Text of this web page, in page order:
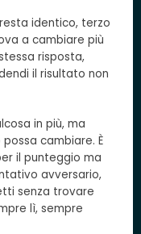
identico, terzo
a cambiare più
risposta,
il risultato non
in più, ma
cambiare. È
il punteggio ma
avversario,
senza trovare
lì, sempre